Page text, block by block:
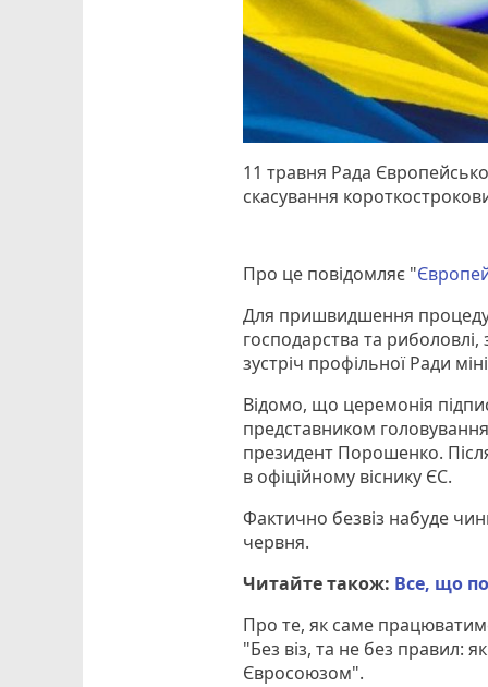
11 травня Рада
скасування
Про це повідомляє "
Для пришвидшення
господарства та
зустріч профільної Ради
Відомо, що церемонія
представником головування
президент Порошенко.
в офіційному віснику ЄС.
Фактично безвіз набуде
червня.
Читайте також: Все, що
Про те, як саме
"Без віз, та не без правил:
Євросоюзом".